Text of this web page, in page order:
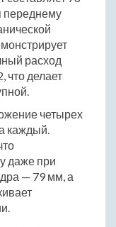
переднему
расход
что делает
четырех
каждый.
даже при
— 79 мм, а